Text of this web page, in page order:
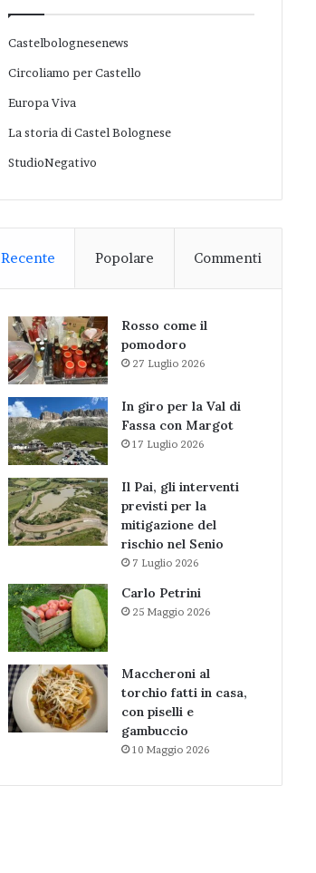
Castelbolognesenews
Circoliamo per Castello
Europa Viva
La storia di Castel Bolognese
StudioNegativo
Recente Popolare Commenti
Rosso come il
pomodoro
27 Luglio 2026
In giro per la Val di
Fassa con Margot
17 Luglio 2026
Il Pai, gli interventi
previsti per la
mitigazione del
rischio nel Senio
7 Luglio 2026
Carlo Petrini
25 Maggio 2026
Maccheroni al
torchio fatti in casa,
con piselli e
gambuccio
10 Maggio 2026